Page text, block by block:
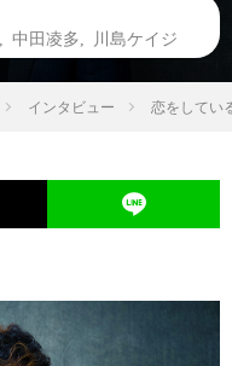
中田凌多 川島ケイジ
インタビュー 恋をしてい